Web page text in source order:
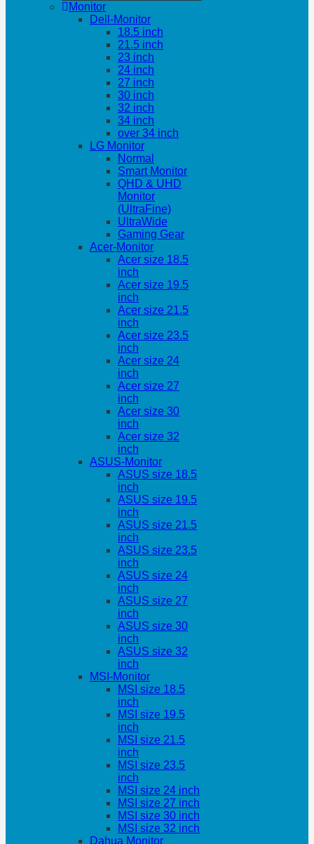
Monitor
Dell-Monitor
18.5 inch
21.5 inch
23 inch
24 inch
27 inch
30 inch
32 inch
34 inch
over 34 inch
LG Monitor
Normal
Smart Monitor
QHD & UHD
Monitor
(UltraFine)
UltraWide
Gaming Gear
Acer-Monitor
Acer size 18.5
inch
Acer size 19.5
inch
Acer size 21.5
inch
Acer size 23.5
inch
Acer size 24
inch
Acer size 27
inch
Acer size 30
inch
Acer size 32
inch
ASUS-Monitor
ASUS size 18.5
inch
ASUS size 19.5
inch
ASUS size 21.5
inch
ASUS size 23.5
inch
ASUS size 24
inch
ASUS size 27
inch
ASUS size 30
inch
ASUS size 32
inch
MSI-Monitor
MSI size 18.5
inch
MSI size 19.5
inch
MSI size 21.5
inch
MSI size 23.5
inch
MSI size 24 inch
MSI size 27 inch
MSI size 30 inch
MSI size 32 inch
Dahua Monitor